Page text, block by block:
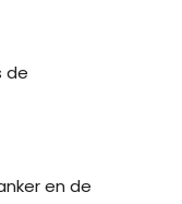
de
en de